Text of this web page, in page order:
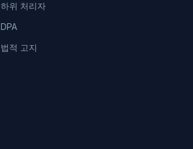
하위 처리자
DPA
법적 고지